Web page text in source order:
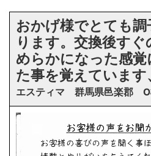
おかげ様でとても
ります。交換後す
めらかになった感
た事を覚えています
エスティマ 群馬県邑楽郡